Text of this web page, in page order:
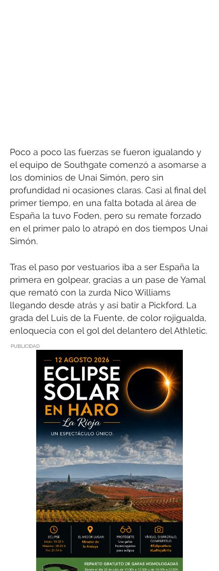
Poco a poco las fuerzas se fueron igualando y
el equipo de Southgate comenzó a asomarse a
los dominios de Unai Simón, pero sin
profundidad ni ocasiones claras. Casi al final del
primer tiempo, en una falta botada al área de
España la tuvo Foden, pero su remate forzado
en el primer palo lo atrapó en dos tiempos Unai
Simón.
Tras el paso por vestuarios iba a ser España la
primera en golpear, gracias a un pase de Yamal
que remató con la zurda Nico Williams
llegando desde atrás y así batir a Pickford. La
grada del Luis de la Fuente, de color rojigualda,
enloquecía con el gol del delantero del Athletic.
PUBLICIDAD